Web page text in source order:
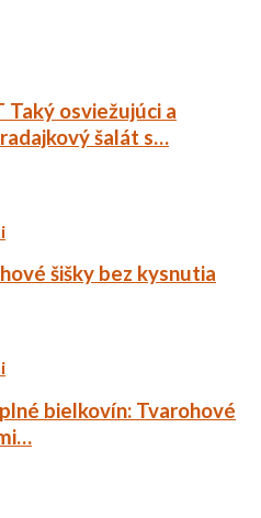
Taký osviežujúci a
šalát s…
šišky bez kysnutia
bielkovín: Tvarohové